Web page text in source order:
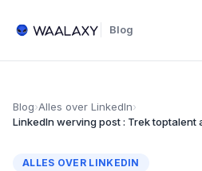
Blog
Blog›Alles over LinkedIn›
LinkedIn werving post : Trek
ALLES OVER LINKEDIN